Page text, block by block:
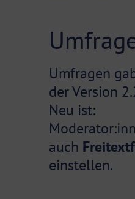
Umfragen
der Version
Neu ist:
auch
einstellen.